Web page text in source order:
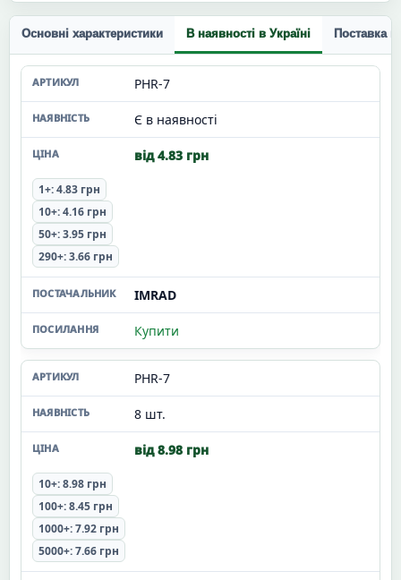
Основні характеристики В наявності в Україні Поставка
PHR-7
Є в наявності
від 4.83 грн
1+: 4.83 грн
10+: 4.16 грн
50+: 3.95 грн
290+: 3.66 грн
IMRAD
Купити
PHR-7
8 шт.
від 8.98 грн
10+: 8.98 грн
100+: 8.45 грн
1000+: 7.92 грн
5000+: 7.66 грн